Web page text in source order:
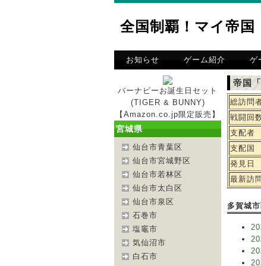
全国制覇！マイ帝国
お知らせ ゲーム紹介 ゲ
バーナビーお誕生日セット
(TIGER & BUNNY)
【Amazon.co.jp限定販売】
宮城県
仙台市青葉区
仙台市宮城野区
仙台市若林区
仙台市太白区
仙台市泉区
石巻市
塩竈市
気仙沼市
白石市
帝国
総訪問
戦闘回
支配者
支配国
発見日
最新訪
多賀城